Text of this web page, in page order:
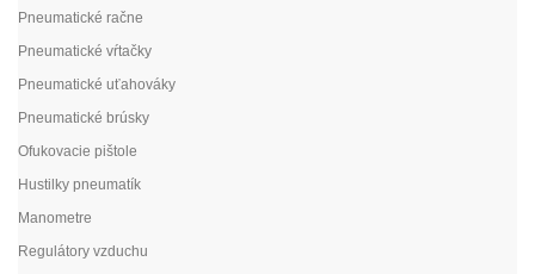
Pneumatické račne
Pneumatické vŕtačky
Pneumatické uťahováky
Pneumatické brúsky
Ofukovacie pištole
Hustilky pneumatík
Manometre
Regulátory vzduchu